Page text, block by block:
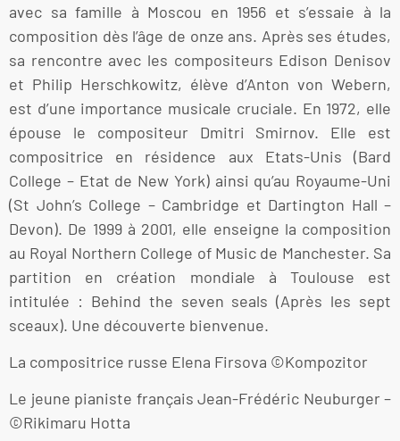
avec sa famille à Moscou en 1956 et s’essaie à la
composition dès l’âge de onze ans. Après ses études,
sa rencontre avec les compositeurs Edison Denisov
et Philip Herschkowitz, élève d’Anton von Webern,
est d’une importance musicale cruciale. En 1972, elle
épouse le compositeur Dmitri Smirnov. Elle est
compositrice en résidence aux Etats-Unis (Bard
College – Etat de New York) ainsi qu’au Royaume-Uni
(St John’s College – Cambridge et Dartington Hall –
Devon). De 1999 à 2001, elle enseigne la composition
au Royal Northern College of Music de Manchester. Sa
partition en création mondiale à Toulouse est
intitulée : Behind the seven seals (Après les sept
sceaux). Une découverte bienvenue.
La compositrice russe Elena Firsova ©Kompozitor
Le jeune pianiste français Jean-Frédéric Neuburger –
©Rikimaru Hotta